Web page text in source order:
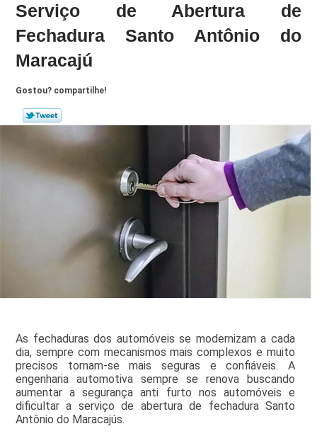
Serviço de Abertura de
Fechadura Santo Antônio do
Maracajú
Gostou? compartilhe!
As fechaduras dos automóveis se modernizam a cada
dia, sempre com mecanismos mais complexos e muito
precisos tornam-se mais seguras e confiáveis. A
engenharia automotiva sempre se renova buscando
aumentar a segurança anti furto nos automóveis e
dificultar a serviço de abertura de fechadura Santo
Antônio do Maracajús.